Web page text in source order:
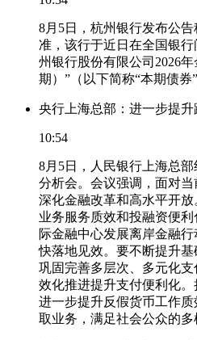
8月5日，杭州银行发布公
准，该行于近日在全国银
州银行股份有限公司2026
期）”（以下简称“本期债券”
央行上海总部：进一步提
10:54
8月5日，人民银行上海总
分析会。会议强调，面对
深化金融改革和高水平开
业务服务质效和投融资便
际金融中心发展离岸金融
快落地见效。要不断提升
巩固完善多层次、多元化
效化推进提升支付便利化。
进一步提升反假货币工作
取业务，满足社会公众的多